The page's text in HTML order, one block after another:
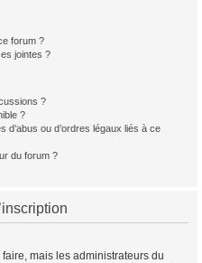
forum ?
jointes ?
?
?
ou d’ordres légaux liés à ce
du forum ?
mais les administrateurs du